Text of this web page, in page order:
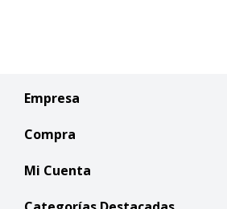
Empresa
Compra
Mi Cuenta